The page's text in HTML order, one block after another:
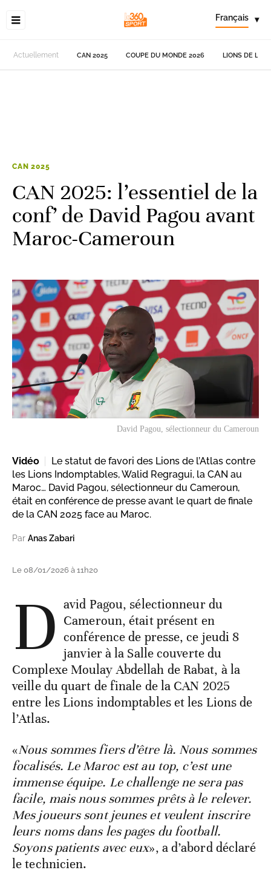
Français ▾
Actuellement CAN 2025 COUPE DU MONDE 2026 LIONS DE
CAN 2025
CAN 2025: l’essentiel de la
conf’ de David Pagou avant
Maroc-Cameroun
David Pagou, sélectionneur du Cameroun
Vidéo
Le statut de favori des Lions de l’Atlas contre
les Lions Indomptables, Walid Regragui, la CAN au
Maroc… David Pagou, sélectionneur du Cameroun,
était en conférence de presse avant le quart de finale
de la CAN 2025 face au Maroc.
Par Anas Zabari
Le 08/01/2026 à 11h20
D avid Pagou, sélectionneur du
Cameroun, était présent en
conférence de presse, ce jeudi 8
janvier à la Salle couverte du
Complexe Moulay Abdellah de Rabat, à la
veille du quart de finale de la CAN 2025
entre les Lions indomptables et les Lions de
l’Atlas.
«Nous sommes fiers d’être là. Nous sommes
focalisés. Le Maroc est au top, c’est une
immense équipe. Le challenge ne sera pas
facile, mais nous sommes prêts à le relever.
Mes joueurs sont jeunes et veulent inscrire
leurs noms dans les pages du football.
Soyons patients avec eux», a d’abord déclaré
le technicien.